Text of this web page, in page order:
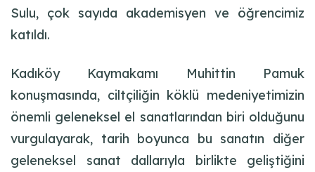
Sulu, çok sayıda akademisyen ve öğrencimiz
katıldı.
Kadıköy Kaymakamı Muhittin Pamuk
konuşmasında, ciltçiliğin köklü medeniyetimizin
önemli geleneksel el sanatlarından biri olduğunu
vurgulayarak, tarih boyunca bu sanatın diğer
geleneksel sanat dallarıyla birlikte geliştiğini